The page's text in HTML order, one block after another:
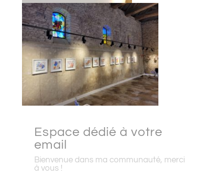
Espace dédié à votre
email
Bienvenue dans ma communauté, merci
à vous !